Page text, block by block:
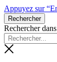
Appuyez sur
Rechercher
Rechercher